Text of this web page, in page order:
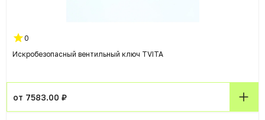
0
Искробезопасный вентильный ключ TVITA
от 7583.00 ₽